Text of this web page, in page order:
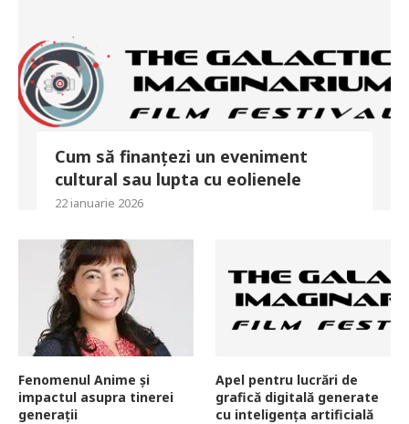
Cum să finanțezi un eveniment
cultural sau lupta cu eolienele
22 ianuarie 2026
Fenomenul Anime și
impactul asupra tinerei
generații
Apel pentru lucrări de
grafică digitală generate
cu inteligența artificială